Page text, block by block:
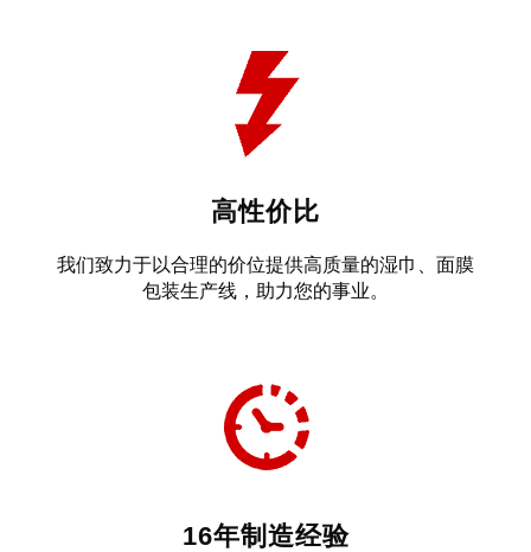
高性价比
我们致力于以合理的价位提供高质量的湿巾、面膜
包装生产线，助力您的事业。
16年制造经验